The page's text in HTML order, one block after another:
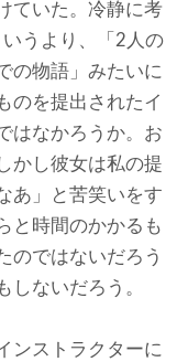
ていた。冷静に考
うより、「2人の
の物語」みたいに
のを提出されたイ
はなかろうか。お
かし彼女は私の提
あ」と苦笑いをす
と時間のかかるも
のではないだろう
ないだろう。
ンストラクターに